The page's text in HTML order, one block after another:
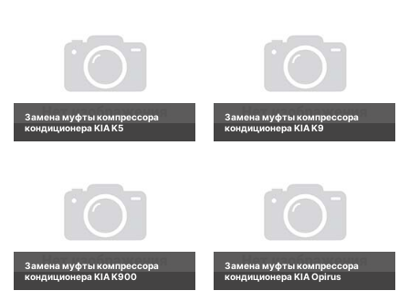
Замена муфты компрессора
кондиционера KIA K5
Замена муфты компрессора
кондиционера KIA K9
Замена муфты компрессора
кондиционера KIA K900
Замена муфты компрессора
кондиционера KIA Opirus